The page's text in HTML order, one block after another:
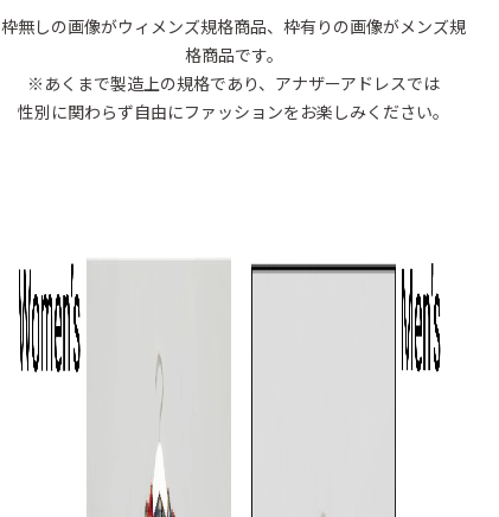
枠無しの画像がウィメンズ規格商品、 枠有りの画像がメンズ規
格商品です。
※あくまで製造上の規格であり、アナザーアドレスでは
性別に関わらず自由にファッションをお楽しみください。